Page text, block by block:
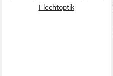
Flechtoptik